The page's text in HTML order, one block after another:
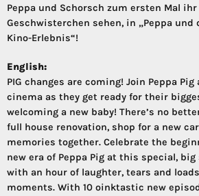
Peppa und Schorsch zum ersten Mal ihr
Geschwisterchen sehen, in „Peppa und
Kino-Erlebnis“!
English:
PIG changes are coming! Join Peppa
cinema as they get ready for their
welcoming a new baby! There’s no
full house renovation, shop for a new
memories together. Celebrate the
new era of Peppa Pig at this special,
with an hour of laughter, tears and
moments. With 10 oinktastic new